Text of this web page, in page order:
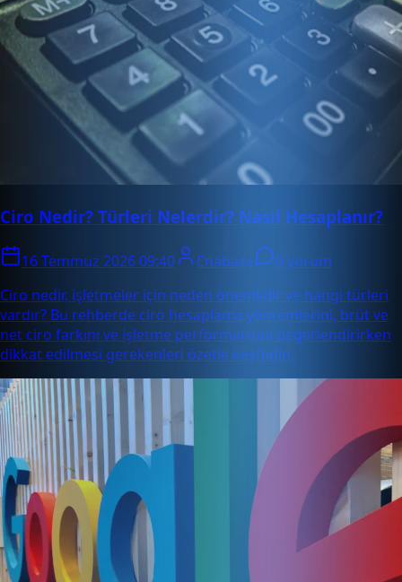
Ciro Nedir? Türleri Nelerdir? Nasıl Hesaplanır?
16 Temmuz 2026 09:40 Enabase
0 yorum
Ciro nedir, işletmeler için neden önemlidir ve hangi türleri
vardır? Bu rehberde ciro hesaplama yöntemlerini, brüt ve
net ciro farkını ve işletme performansını değerlendirirken
dikkat edilmesi gerekenleri özetle keşfedin.